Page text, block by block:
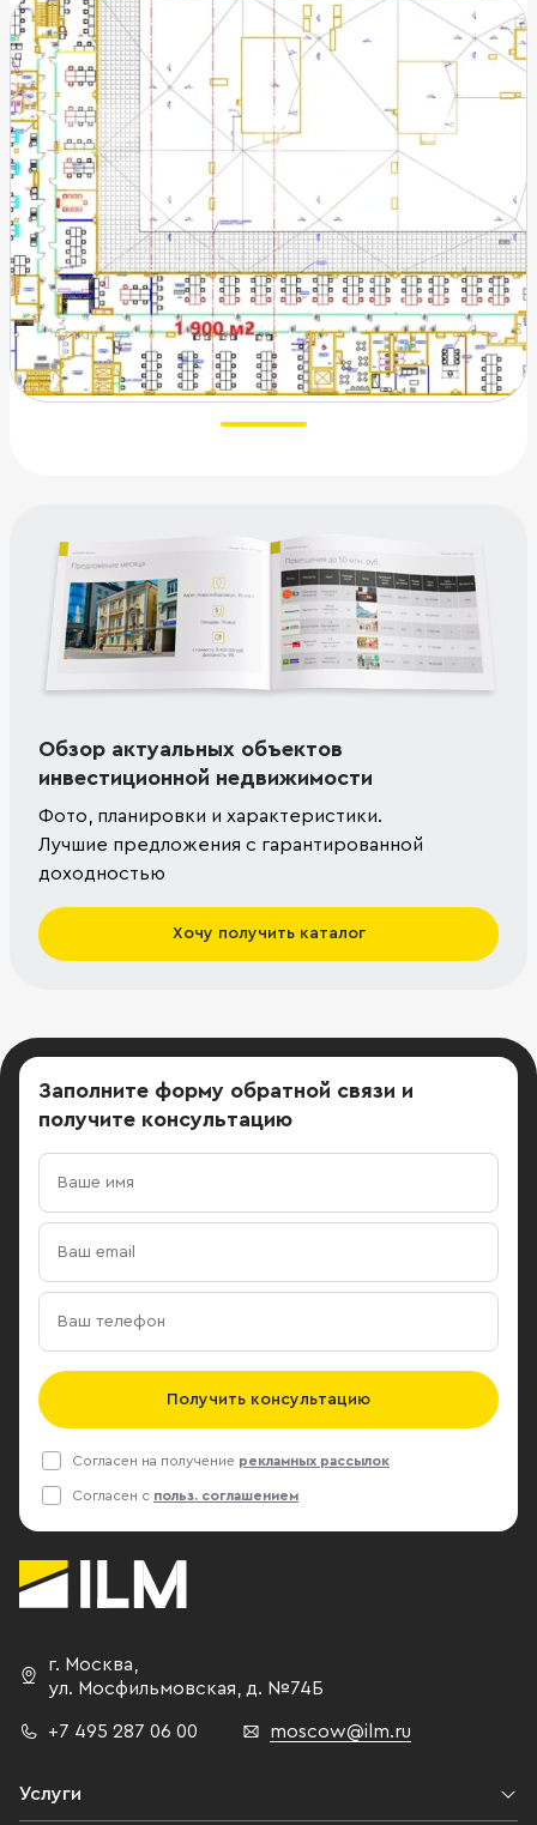
Обзор актуальных объектов
инвестиционной недвижимости
Фото, планировки и характеристики.
Лучшие предложения с гарантированной
доходностью
Хочу получить каталог
Заполните форму обратной связи и
получите консультацию
Получить консультацию
Согласен на получение рекламных рассылок
Согласен с польз. соглашением
г. Москва
ул. Мосфильмовская,
д. №74Б
+7 495 287 06 00 moscow@ilm.ru
Услуги